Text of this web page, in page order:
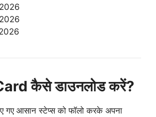
कैसे डाउनलोड करें?
गए आसान स्टेप्स को फॉलो करके अपना